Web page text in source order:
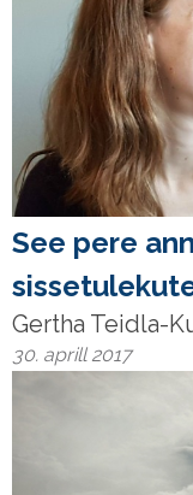
See pere
Gertha Teidla-
30. aprill 2017